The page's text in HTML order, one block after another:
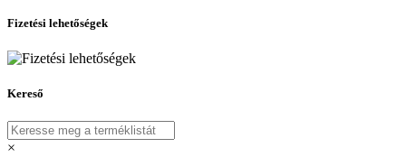
Fizetési lehetőségek
Kereső
×